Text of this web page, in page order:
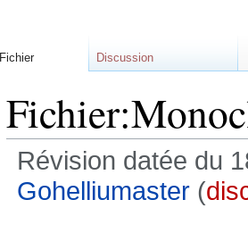
Révision datée du
Gohelliumaster (
Fichier Discussion